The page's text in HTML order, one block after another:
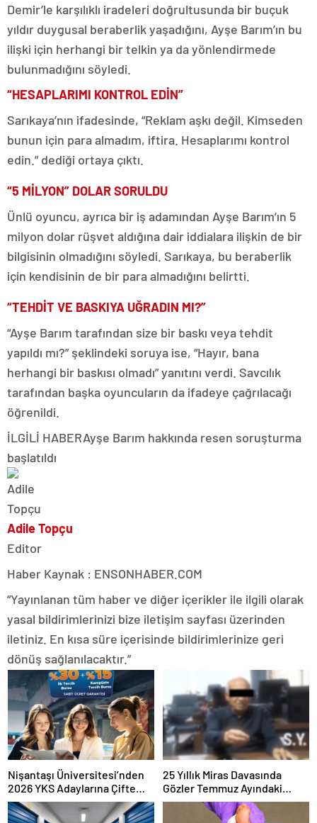
Demir’le karşılıklı iradeleri doğrultusunda bir buçuk
yıldır duygusal beraberlik yaşadığını, Ayşe Barım’ın bu
ilişki için herhangi bir telkin ya da yönlendirmede
bulunmadığını söyledi.
“HESAPLARIMI KONTROL EDİN”
Sarıkaya’nın ifadesinde, “Reklam aşkı değil. Kimseden
bunun için para almadım, iftira. Hesaplarımı kontrol
edin.” dediği ortaya çıktı.
“5 MİLYON” DOLAR SORULDU
Ünlü oyuncu, ayrıca bir iş adamından Ayşe Barım’ın 5
milyon dolar rüşvet aldığına dair iddialara ilişkin de bir
bilgisinin olmadığını söyledi. Sarıkaya, bu beraberlik
için kendisinin de bir para almadığını belirtti.
“TEHDİT VE BASKIYA UĞRADIN MI?”
“Ayşe Barım tarafından size bir baskı veya tehdit
yapıldı mı?” şeklindeki soruya ise, “Hayır, bana
herhangi bir baskısı olmadı” yanıtını verdi. Savcılık
tarafından başka oyuncuların da ifadeye çağrılacağı
öğrenildi.
İLGİLİ HABERAyşe Barım hakkında resen soruşturma
başlatıldı
Adile Topçu
Editor
Haber Kaynak : ENSONHABER.COM
“Yayınlanan tüm haber ve diğer içerikler ile ilgili olarak
yasal bildirimlerinizi bize iletişim sayfası üzerinden
iletiniz. En kısa süre içerisinde bildirimlerinize geri
dönüş sağlanılacaktır.”
Nişantaşı Üniversitesi’nden
2026 YKS Adaylarına Çifte
Güvence: Sabit Ücret ve
Kesintisiz Burs
25 Yıllık Miras Davasında
Gözler Temmuz Ayındaki
Karar Duruşmasına Çevrildi